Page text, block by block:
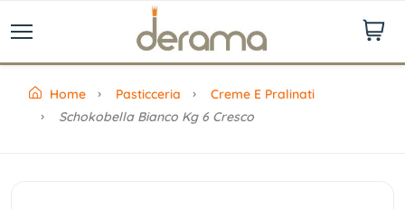
Home Pasticceria
Creme E Pralinati
Schokobella Bianco Kg 6 Cresco